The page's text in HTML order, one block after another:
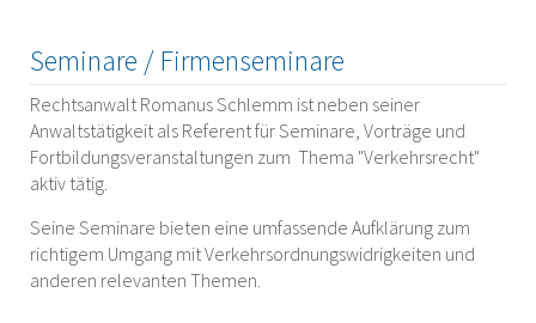
Seminare / Firmenseminare
Rechtsanwalt Romanus Schlemm ist neben seiner
Anwaltstätigkeit als Referent für Seminare, Vorträge und
Fortbildungsveranstaltungen zum Thema "Verkehrsrecht"
aktiv tätig.
Seine Seminare bieten eine umfassende Aufklärung zum
richtigem Umgang mit Verkehrsordnungswidrigkeiten und
anderen relevanten Themen.